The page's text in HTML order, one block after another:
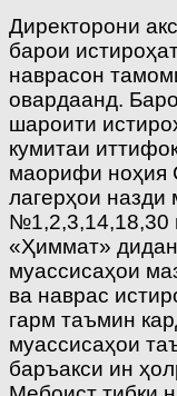
Директорони
барои
наврасон
овардаанд.
шароити
кумитаи
маорифи ноҳия
лагерҳои назди
№1,2,3,14,18,30
«Ҳиммат»
муассисаҳои
ва наврас
гарм таъмин
муассисаҳои
баръакси ин